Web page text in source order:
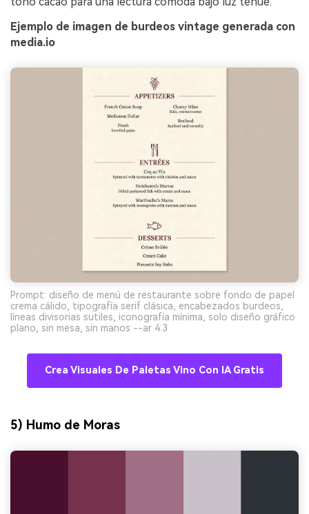
Ejemplo de imagen de burdeos vintage generada con
media.io
Prompt: diseño de menú de restaurante sobre fondo de papel
crema cálido, tipografía serif clásica, encabezados burdeos,
líneas divisorias sutiles, iconografía mínima, solo diseño gráfico
plano, sin mesa, sin manos --ar 4:3
Crea Visuales De Paletas Vino Con IA Gratis
5) Humo de Moras